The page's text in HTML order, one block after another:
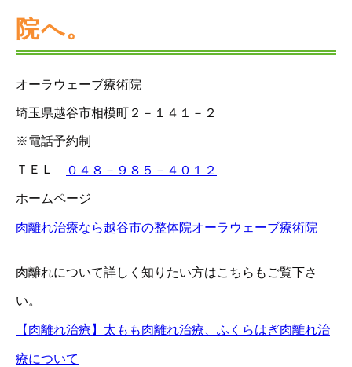
院へ。
オーラウェーブ療術院
埼玉県越谷市相模町２－１４１－２
※電話予約制
ＴＥＬ ０４８－９８５－４０１２
ホームページ
肉離れ治療なら越谷市の整体院オーラウェーブ療術院
肉離れについて詳しく知りたい方はこちらもご覧下さ
い。
【肉離れ治療】太もも肉離れ治療、ふくらはぎ肉離れ治
療について